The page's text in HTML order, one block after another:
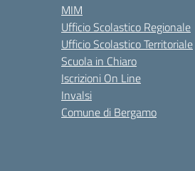
MIM
Ufficio Scolastico Regionale
Ufficio Scolastico Territoriale
Scuola in Chiaro
Iscrizioni On Line
Invalsi
Comune di Bergamo